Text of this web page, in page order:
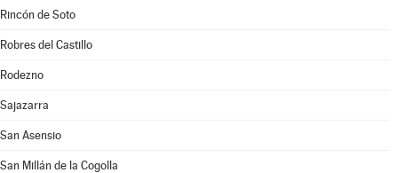
Rincón de Soto
Robres del Castillo
Rodezno
Sajazarra
San Asensio
San Millán de la Cogolla